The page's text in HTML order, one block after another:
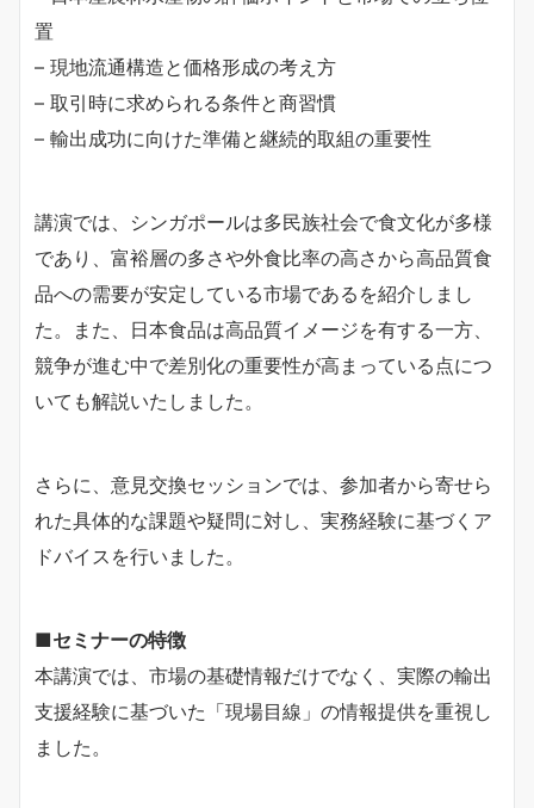
置
– 現地流通構造と価格形成の考え方
– 取引時に求められる条件と商習慣
– 輸出成功に向けた準備と継続的取組の重要性
講演では、シンガポールは多民族社会で食文化が多様
であり、富裕層の多さや外食比率の高さから高品質食
品への需要が安定している市場であるを紹介しまし
た。また、日本食品は高品質イメージを有する一方、
競争が進む中で差別化の重要性が高まっている点につ
いても解説いたしました。
さらに、意見交換セッションでは、参加者から寄せら
れた具体的な課題や疑問に対し、実務経験に基づくア
ドバイスを行いました。
■セミナーの特徴
本講演では、市場の基礎情報だけでなく、実際の輸出
支援経験に基づいた「現場目線」の情報提供を重視し
ました。